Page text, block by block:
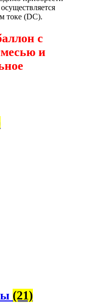
токе (DC).
с
и
(21)